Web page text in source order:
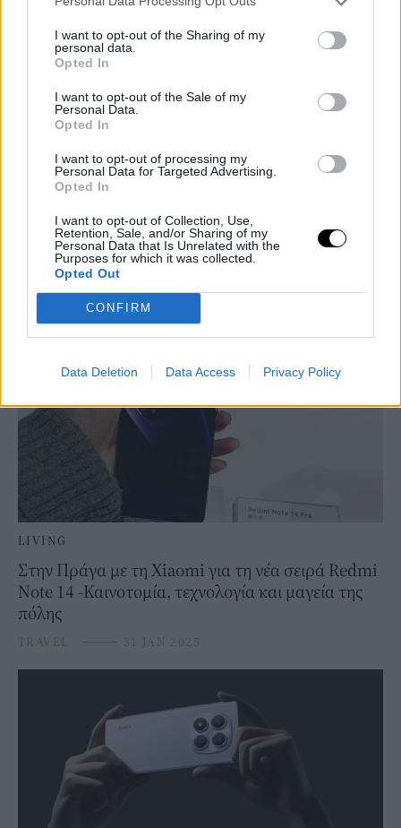
I want to opt-out of the Sharing of my
personal data.
Opted In
I want to opt-out of the Sale of my
Personal Data.
Opted In
I want to opt-out of processing my
Personal Data for Targeted Advertising.
Opted In
I want to opt-out of Collection, Use,
Retention, Sale, and/or Sharing of my
Personal Data that Is Unrelated with the
Purposes for which it was collected.
Opted Out
CONFIRM
Data Deletion Data Access Privacy Policy
LIVING
Xiaomi Pad 7 Series: Επαναπροσδιορίζοντας το
μέλλον των tablets, εστιάζοντας στην
παραγωγικότητα & την ψυχαγωγία
NEWS ⸻27 MAR 2025
LIVING
Στην Πράγα με τη Xiaomi για τη νέα σειρά Redmi
Note 14 -Καινοτομία, τεχνολογία και μαγεία της
πόλης
TRAVEL ⸻ 31 JAN 2025